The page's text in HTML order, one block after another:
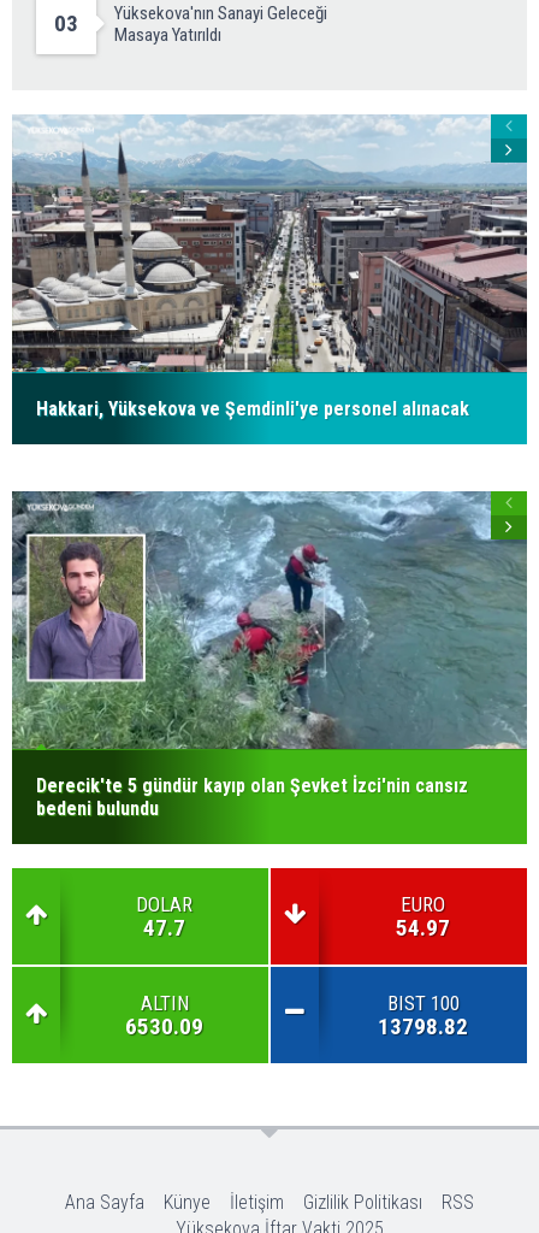
03
Yüksekova'nın Sanayi Geleceği
Masaya Yatırıldı
Hakkari, Yüksekova ve Şemdinli'ye personel alınacak
Derecik'te 5 gündür kayıp olan Şevket İzci'nin cansız
bedeni bulundu
DOLAR
47.7
EURO
54.97
ALTIN
6530.09
BIST 100
13798.82
Ana Sayfa Künye İletişim Gizlilik Politikası
RSS